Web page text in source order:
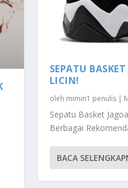
SEPATU
LICIN!
oleh mimin1 penulis|
Sepatu Basket
Berbagai
BACA